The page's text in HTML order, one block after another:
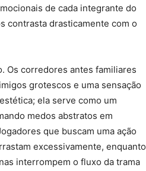
de cada integrante do
contrasta drasticamente com o
Os corredores antes familiares
grotescos e uma sensação
ela serve como um
medos abstratos em
que buscam uma ação
excessivamente, enquanto
interrompem o fluxo da trama